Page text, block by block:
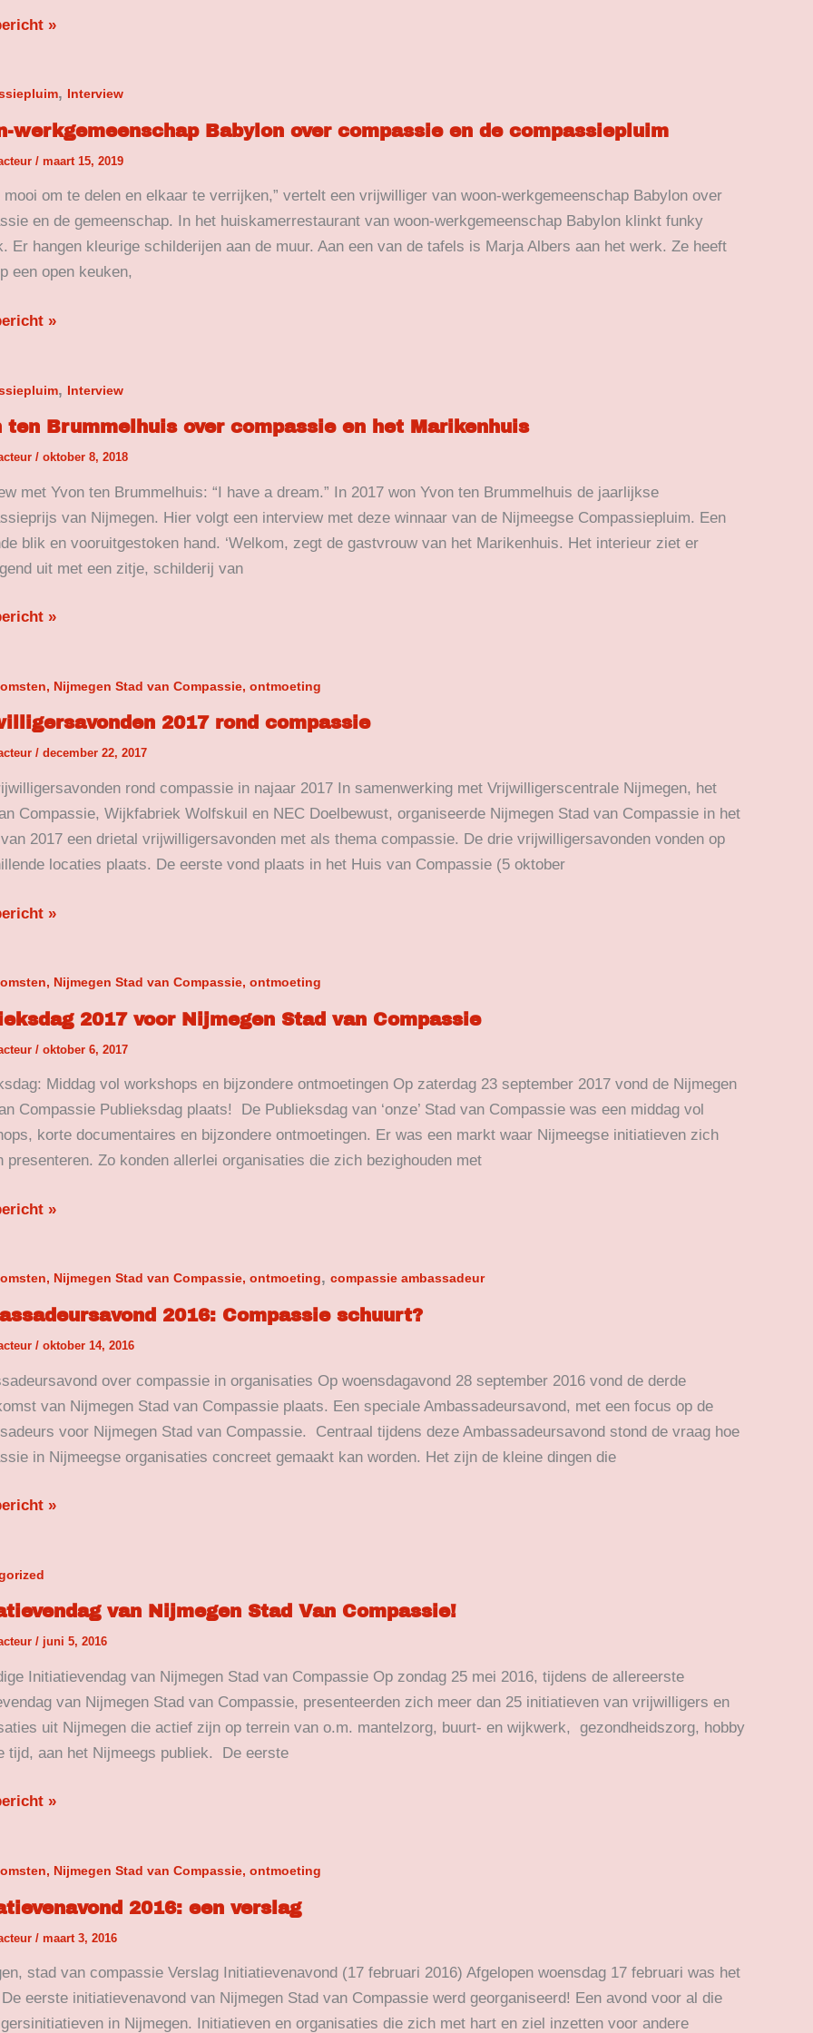
»
, Interview
werkgemeenschap Babylon over compassie en de compassiepluim
/ maart 15, 2019
mooi om te delen en elkaar te verrijken,” vertelt een vrijwilliger van woon-werkgemeenschap Babylon over
en de gemeenschap. In het huiskamerrestaurant van woon-werkgemeenschap Babylon klinkt funky
Er hangen kleurige schilderijen aan de muur. Aan een van de tafels is Marja Albers aan het werk. Ze heeft
een open keuken,
»
, Interview
ten Brummelhuis over compassie en het Marikenhuis
/ oktober 8, 2018
met Yvon ten Brummelhuis: “I have a dream.” In 2017 won Yvon ten Brummelhuis de jaarlijkse
van Nijmegen. Hier volgt een interview met deze winnaar van de Nijmeegse Compassiepluim. Een
blik en vooruitgestoken hand. ‘Welkom, zegt de gastvrouw van het Marikenhuis. Het interieur ziet er
uit met een zitje, schilderij van
»
Nijmegen Stad van Compassie, ontmoeting
2017 rond compassie
/ december 22, 2017
rond compassie in najaar 2017 In samenwerking met Vrijwilligerscentrale Nijmegen, het
Compassie, Wijkfabriek Wolfskuil en NEC Doelbewust, organiseerde Nijmegen Stad van Compassie in het
2017 een drietal vrijwilligersavonden met als thema compassie. De drie vrijwilligersavonden vonden op
locaties plaats. De eerste vond plaats in het Huis van Compassie (5 oktober
»
Nijmegen Stad van Compassie, ontmoeting
2017 voor Nijmegen Stad van Compassie
/ oktober 6, 2017
Middag vol workshops en bijzondere ontmoetingen Op zaterdag 23 september 2017 vond de Nijmegen
Compassie Publieksdag plaats! De Publieksdag van ‘onze’ Stad van Compassie was een middag vol
korte documentaires en bijzondere ontmoetingen. Er was een markt waar Nijmeegse initiatieven zich
presenteren. Zo konden allerlei organisaties die zich bezighouden met
»
Nijmegen Stad van Compassie, ontmoeting, compassie ambassadeur
2016: Compassie schuurt?
/ oktober 14, 2016
over compassie in organisaties Op woensdagavond 28 september 2016 vond de derde
van Nijmegen Stad van Compassie plaats. Een speciale Ambassadeursavond, met een focus op de
voor Nijmegen Stad van Compassie. Centraal tijdens deze Ambassadeursavond stond de vraag hoe
in Nijmeegse organisaties concreet gemaakt kan worden. Het zijn de kleine dingen die
»
van Nijmegen Stad Van Compassie!
/ juni 5, 2016
Initiatievendag van Nijmegen Stad van Compassie Op zondag 25 mei 2016, tijdens de allereerste
van Nijmegen Stad van Compassie, presenteerden zich meer dan 25 initiatieven van vrijwilligers en
uit Nijmegen die actief zijn op terrein van o.m. mantelzorg, buurt- en wijkwerk, gezondheidszorg, hobby
tijd, aan het Nijmeegs publiek. De eerste
»
Nijmegen Stad van Compassie, ontmoeting
2016: een verslag
/ maart 3, 2016
stad van compassie Verslag Initiatievenavond (17 februari 2016) Afgelopen woensdag 17 februari was het
eerste initiatievenavond van Nijmegen Stad van Compassie werd georganiseerd! Een avond voor al die
in Nijmegen. Initiatieven en organisaties die zich met hart en ziel inzetten voor andere